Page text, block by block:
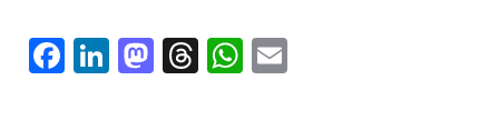
F
Li M T
W